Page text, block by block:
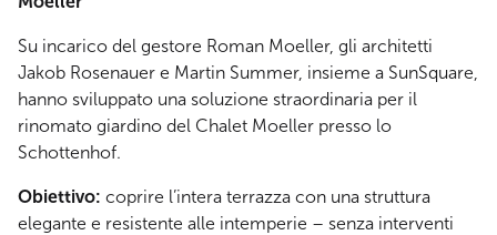
Su incarico del gestore Roman Moeller, gli architetti
Jakob Rosenauer e Martin Summer, insieme a SunSquare,
hanno sviluppato una soluzione straordinaria per il
rinomato giardino del Chalet Moeller presso lo
Schottenhof.
Obiettivo: coprire l’intera terrazza con una struttura
elegante e resistente alle intemperie – senza interventi